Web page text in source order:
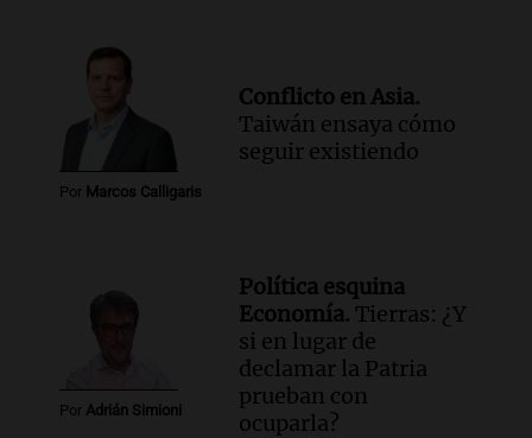
Por Marcos Calligaris
Conflicto en Asia.
Taiwán ensaya cómo
seguir existiendo
Por Adrián Simioni
Política esquina
Economía. Tierras: ¿Y
si en lugar de
declamar la Patria
prueban con
ocuparla?